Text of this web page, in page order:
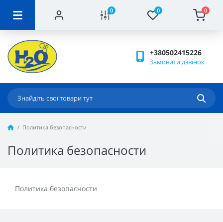
0 0 0
+380502415226
Замовити дзвінок
Политика безопасности
Политика безопасности
Политика безопасности